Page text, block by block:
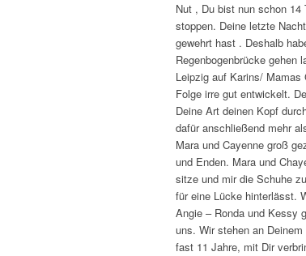
Nut , Du bist nun schon
stoppen. Deine letzte
gewehrt hast . Deshalb
Regenbogenbrücke gehen
Leipzig auf Karins/
Folge irre gut entwickelt.
Deine Art deinen Kopf
dafür anschließend mehr
Mara und Cayenne groß
und Enden. Mara und
sitze und mir die Schuhe
für eine Lücke hinterlässt.
Angie – Ronda und Kessy
uns. Wir stehen an
fast 11 Jahre, mit Dir